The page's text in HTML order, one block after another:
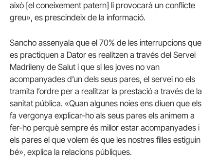
això [el coneixement patern] li provocarà un conflicte
greu», es prescindeix de la informació.
Sancho assenyala que el 70% de les interrupcions que
es practiquen a Dator es realitzen a través del Servei
Madrileny de Salut i que si les joves no van
acompanyades d’un dels seus pares, el servei no els
tramita l’ordre per a realitzar la prestació a través de la
sanitat pública. «Quan algunes noies ens diuen que els
fa vergonya explicar-ho als seus pares els animem a
fer-ho perquè sempre és millor estar acompanyades i
els pares el que volem és que les nostres filles estiguin
bé», explica la relacions públiques.